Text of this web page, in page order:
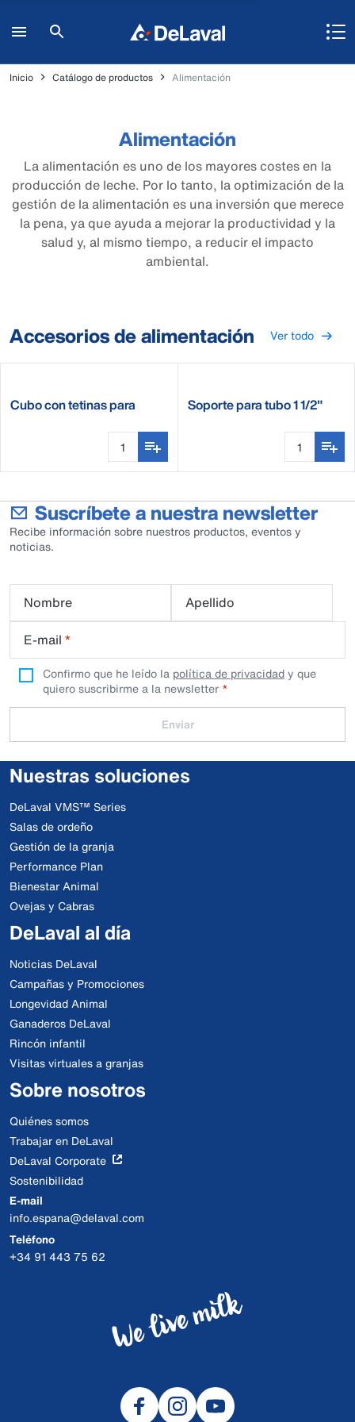
Inicio Catálogo de productos Alimentación
Alimentación
La alimentación es uno de los mayores costes en la
producción de leche. Por lo tanto, la optimización de la
gestión de la alimentación es una inversión que merece
la pena, ya que ayuda a mejorar la productividad y la
salud y, al mismo tiempo, a reducir el impacto
ambiental.
Accesorios de alimentación Ver todo
Cubo con tetinas para Soporte para tubo 1 1/2"
Suscríbete a nuestra newsletter
Recibe información sobre nuestros productos, eventos y
noticias.
Nombre
Apellido
E-mail *
Confirmo que he leído la política de privacidady que
quiero suscribirme a la newsletter
Enviar
Nuestras soluciones
DeLaval VMS™ Series
Salas de ordeño
Gestión de la granja
Performance Plan
Bienestar Animal
Ovejas y Cabras
DeLaval al día
Noticias DeLaval
Campañas y Promociones
Longevidad Animal
Ganaderos DeLaval
Rincón infantil
Visitas virtuales a granjas
Sobre nosotros
Quiénes somos
Trabajar en DeLaval
DeLaval Corporate
Sostenibilidad
E-mail
info.espana@delaval.com
Teléfono
+34 91 443 75 62